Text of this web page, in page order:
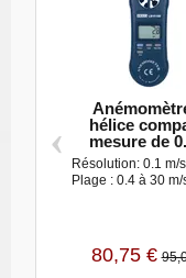
hélice
mesure de
Résolution: 0.1 m/s |
Plage : 0.4 à 30 m/
80,75 €
‹